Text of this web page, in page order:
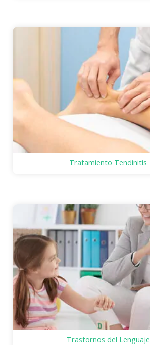
Tratamiento Tendinitis
Trastornos del Lenguaje